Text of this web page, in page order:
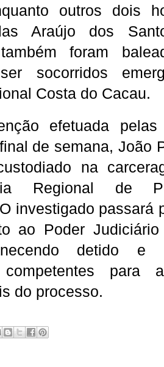
outros dois
Araújo dos
foram
socorridos
Costa do Cacau.
efetuada
de semana, João
na
Regional de
investigado passará
ao Poder Judiciário
detido
competentes para
do processo.